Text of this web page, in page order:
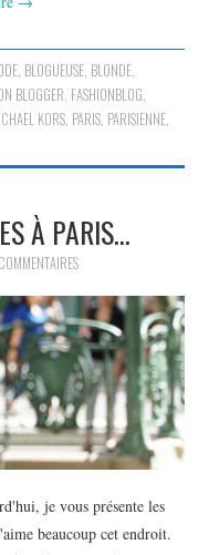
, BLOGUEUSE, BLONDE,
BLOGGER, FASHIONBLOG,
KORS, PARIS, PARISIENNE,
À PARIS…
je vous présente les
beaucoup cet endroit.